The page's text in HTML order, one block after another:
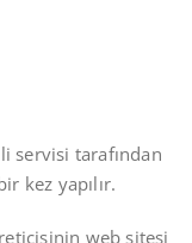
servisi tarafından
kez yapılır.
web sitesi